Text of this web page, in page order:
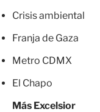
Crisis ambiental
Franja de Gaza
Metro CDMX
El Chapo
Más Excelsior